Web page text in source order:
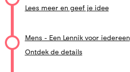
Lees meer en geef je idee
Mens - Een Lennik voor iedereen
Ontdek de details